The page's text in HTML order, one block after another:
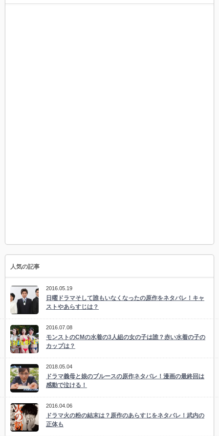
人気の記事
2016.05.19
日曜ドラマそして誰もいなくなったの原作をネタバレ！キャ
ストやあらすじは？
2016.07.08
モンストのCMの水着の3人組の女の子は誰？赤い水着の子の
カップは？
2018.05.04
ドラマ義母と娘のブルースの原作ネタバレ！漫画の最終回は
感動で泣ける！
2016.04.06
ドラマ火の粉の結末は？原作のあらすじをネタバレ！武内の
正体も